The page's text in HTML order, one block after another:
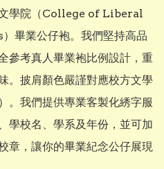
學院（College of Liberal
畢業公仔袍。我們堅持高品
參考真人畢業袍比例設計，重
。披肩顏色嚴謹對應校方文學
。我們提供專業客製化綉字服
學校名、學系及年份，並可加
章，讓你的畢業紀念公仔展現